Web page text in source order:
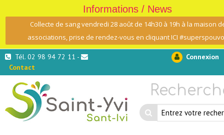
Tél. 02 98 94 72 11 -
Contact
Connexion
Informations / News
Collecte de sang vendredi 28 août de 14h30 à 19h à la maison
associations, prise de rendez-vous en cliquant ICI